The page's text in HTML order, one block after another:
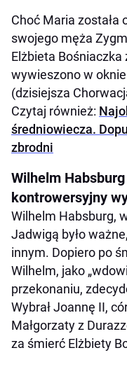
Choć Maria
swojego męża
Elżbieta Bośniaczka
wywieszono w
(dzisiejsza
Czytaj również:
średniowiecza.
zbrodni
Wilhelm
kontrowersyjny
Wilhelm Habsburg,
Jadwigą było
innym. Dopiero po
Wilhelm, jako
przekonaniu,
Wybrał Joannę II,
Małgorzaty z
za śmierć Elżbiety